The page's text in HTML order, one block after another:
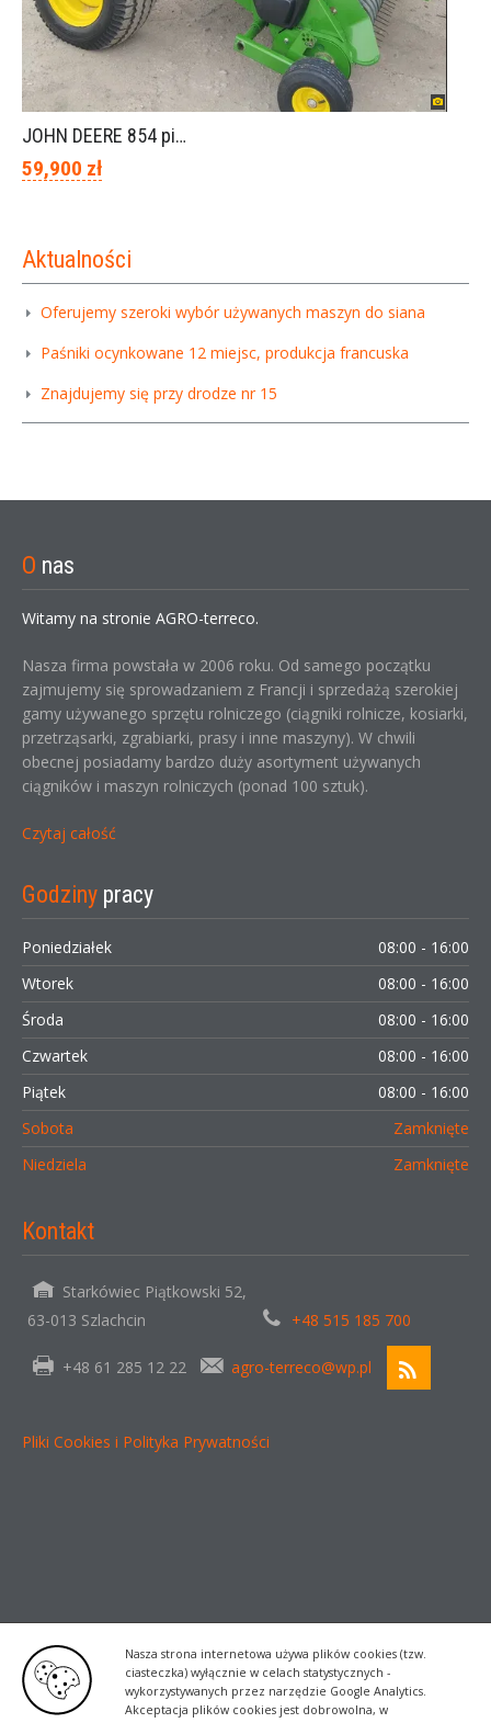
Nasza strona internetowa używa plików cookies (tzw.
ciasteczka) wyłącznie w celach statystycznych -
wykorzystywanych przez narzędzie Google Analytics.
Akceptacja plików cookies jest dobrowolna, w
JOHN DEERE 854 piękny stan
59,900 zł
Aktualności
Oferujemy szeroki wybór używanych maszyn do siana
Paśniki ocynkowane 12 miejsc, produkcja francuska
Znajdujemy się przy drodze nr 15
O nas
Witamy na stronie AGRO-terreco.
Nasza firma powstała w 2006 roku. Od samego początku
zajmujemy się sprowadzaniem z Francji i sprzedażą szerokiej
gamy używanego sprzętu rolniczego (ciągniki rolnicze, kosiarki,
przetrząsarki, zgrabiarki, prasy i inne maszyny). W chwili
obecnej posiadamy bardzo duży asortyment używanych
ciągników i maszyn rolniczych (ponad 100 sztuk).
Czytaj całość
Godziny pracy
Poniedziałek
08:00 - 16:00
Wtorek
08:00 - 16:00
Środa
08:00 - 16:00
Czwartek
08:00 - 16:00
Piątek
08:00 - 16:00
Sobota
Zamknięte
Niedziela
Zamknięte
Kontakt
Starkówiec Piątkowski 52,
63-013 Szlachcin
+48 515 185 700
+48 61 285 12 22 agro-terreco@wp.pl
Pliki Cookies i Polityka Prywatności